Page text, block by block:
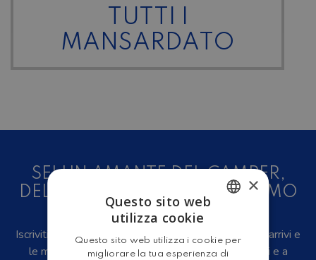
TUTTI I
MANSARDATO
SEI UN AMANTE DEL CAMPER,
DELLE CARAVAN E DEL TURISMO
ALL'ARIA APERTA?
Iscriviti alla newsletter, riceverai in anteprima i nuovi arrivi e
le migliori offerte su camper e caravan nuovi, usati e a
ENGLISH
×
Questo sito web
utilizza cookie
Questo sito web utilizza i cookie per
migliorare la tua esperienza di